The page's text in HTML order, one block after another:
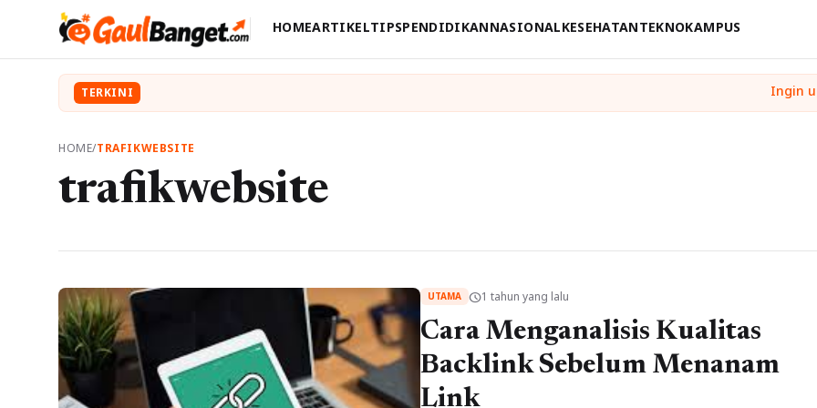
HOMEARTIKELTIPSPENDIDIKANNASIONALKESEHATANTEKNOKAMPUS
TERKINI
HOME/TRAFIKWEBSITE
trafikwebsite
UTAMA schedule1 tahun yang lalu
Cara Menganalisis Kualitas
Backlink Sebelum Menanam
Link